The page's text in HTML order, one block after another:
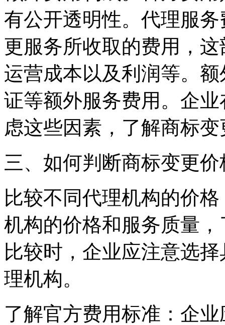
有公开透明性。代理服
更服务所收取的费用，
运营成本以及利润等。
证等额外服务费用。企
虑这些因素，了解商标
三、如何判断商标变更
比较不同代理机构的价
机构的价格和服务质量
比较时，企业应注意选
理机构。
了解官方费用标准‌：企